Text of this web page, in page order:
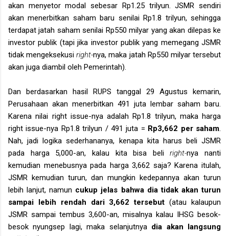
akan menyetor modal sebesar Rp1.25 trilyun. JSMR sendiri
akan menerbitkan saham baru senilai Rp1.8 trilyun, sehingga
terdapat jatah saham senilai Rp550 milyar yang akan dilepas ke
investor publik (tapi jika investor publik yang memegang JSMR
tidak mengeksekusiright-nya, maka jatah Rp550 milyar tersebut
akan juga diambil oleh Pemerintah).
Dan berdasarkan hasil RUPS tanggal 29 Agustus kemarin,
Perusahaan akan menerbitkan 491 juta lembar saham baru.
Karena nilai right issue-nya adalah Rp1.8 trilyun, maka harga
right issue-nya Rp1.8 trilyun / 491 juta = Rp3,662 per saham
Nah, jadi logika sederhananya, kenapa kita harus beli JSMR
pada harga 5,000-an, kalau kita bisa beliright-nya nanti
kemudian menebusnya pada harga 3,662 saja? Karena itulah,
JSMR kemudian turun, dan mungkin kedepannya akan turun
lebih lanjut, namun cukup jelas bahwa dia tidak akan turun
sampai lebih rendah dari 3,662 tersebut (atau kalaupun
JSMR sampai tembus 3,600-an, misalnya kalau IHSG besok-
besok nyungsep lagi, maka selanjutnya dia akan langsung